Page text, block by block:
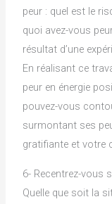
peur : quel est le
quoi avez-vous
résultat d’une
En réalisant ce
peur en énergie
pouvez-vous
surmontant ses
gratifiante et votre
6- Recentrez-vous
Quelle que soit la